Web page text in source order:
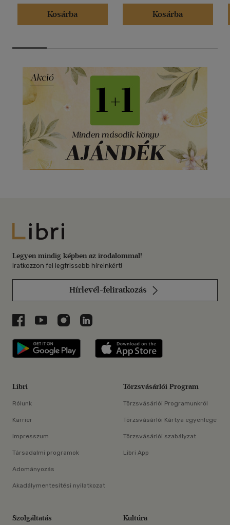
Kosárba
Kosárba
Libri
Legyen mindig képben az irodalommal!
Iratkozzon fel legfrissebb híreinkért!
Hírlevél-feliratkozás
Libri a Facebookon
Libri a Youtube-on
Libri az Instagramon
Libri a LinkedInen
Libri applikáció Szerezd meg: Google
Libri
Rólunk
Karrier
Impresszum
Társadalmi programok
Adományozás
Akadálymentesítési nyilatkozat
Törzsvásárlói Program
Törzsvásárlói Programunkról
Törzsvásárlói Kártya egyenlege
Törzsvásárlói szabályzat
Libri App
Szolgáltatás Kultúra